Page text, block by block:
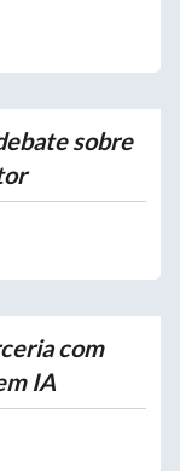
sobre
com
IA